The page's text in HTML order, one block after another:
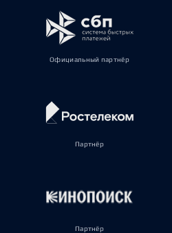
Официальный партнёр
Партнёр
Партнёр